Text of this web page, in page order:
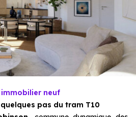
immobilier neuf
pas du tram T10